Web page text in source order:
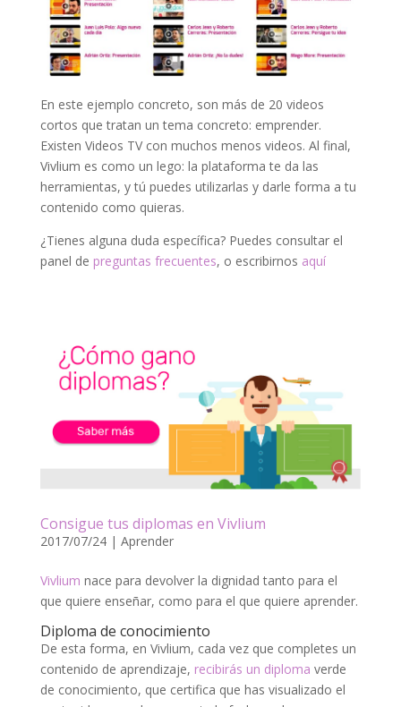
En este ejemplo concreto, son más de 20 videos
cortos que tratan un tema concreto: emprender.
Existen Videos TV con muchos menos videos. Al final,
Vivlium es como un lego: la plataforma te da las
herramientas, y tú puedes utilizarlas y darle forma a tu
contenido como quieras.
¿Tienes alguna duda específica? Puedes consultar el
panel de preguntas frecuentes, o escribirnos aquí
Consigue tus diplomas en Vivlium
2017/07/24| Aprender
Vivlium nace para devolver la dignidad tanto para el
que quiere enseñar, como para el que quiere aprender.
Diploma de conocimiento
De esta forma, en Vivlium, cada vez que completes un
contenido de aprendizaje, recibirás un diploma verde
de conocimiento, que certifica que has visualizado el